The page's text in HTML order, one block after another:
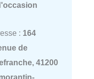
: 164
de
41200